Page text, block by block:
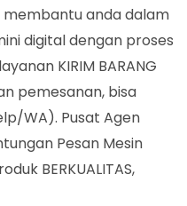
membantu anda dalam
digital dengan proses
KIRIM BARANG
pemesanan, bisa
WA). Pusat Agen
Pesan Mesin
BERKUALITAS,